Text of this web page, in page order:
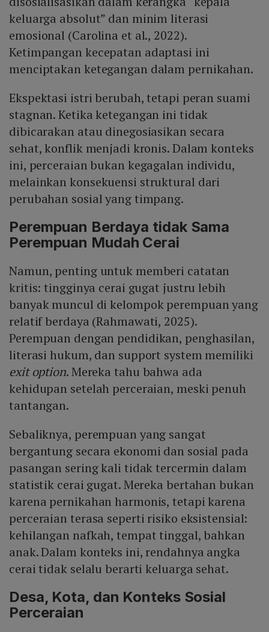
keluarga absolut” dan minim literasi
emosional (Carolina et al., 2022).
Ketimpangan kecepatan adaptasi ini
menciptakan ketegangan dalam pernikahan.
Ekspektasi istri berubah, tetapi peran suami
stagnan. Ketika ketegangan ini tidak
dibicarakan atau dinegosiasikan secara
sehat, konflik menjadi kronis. Dalam konteks
ini, perceraian bukan kegagalan individu,
melainkan konsekuensi struktural dari
perubahan sosial yang timpang.
Perempuan Berdaya tidak Sama
Perempuan Mudah Cerai
Namun, penting untuk memberi catatan
kritis: tingginya cerai gugat justru lebih
banyak muncul di kelompok perempuan yang
relatif berdaya (Rahmawati, 2025).
Perempuan dengan pendidikan, penghasilan,
literasi hukum, dan support system memiliki
exit option. Mereka tahu bahwa ada
kehidupan setelah perceraian, meski penuh
tantangan.
Sebaliknya, perempuan yang sangat
bergantung secara ekonomi dan sosial pada
pasangan sering kali tidak tercermin dalam
statistik cerai gugat. Mereka bertahan bukan
karena pernikahan harmonis, tetapi karena
perceraian terasa seperti risiko eksistensial:
kehilangan nafkah, tempat tinggal, bahkan
anak. Dalam konteks ini, rendahnya angka
cerai tidak selalu berarti keluarga sehat.
Desa, Kota, dan Konteks Sosial
Perceraian